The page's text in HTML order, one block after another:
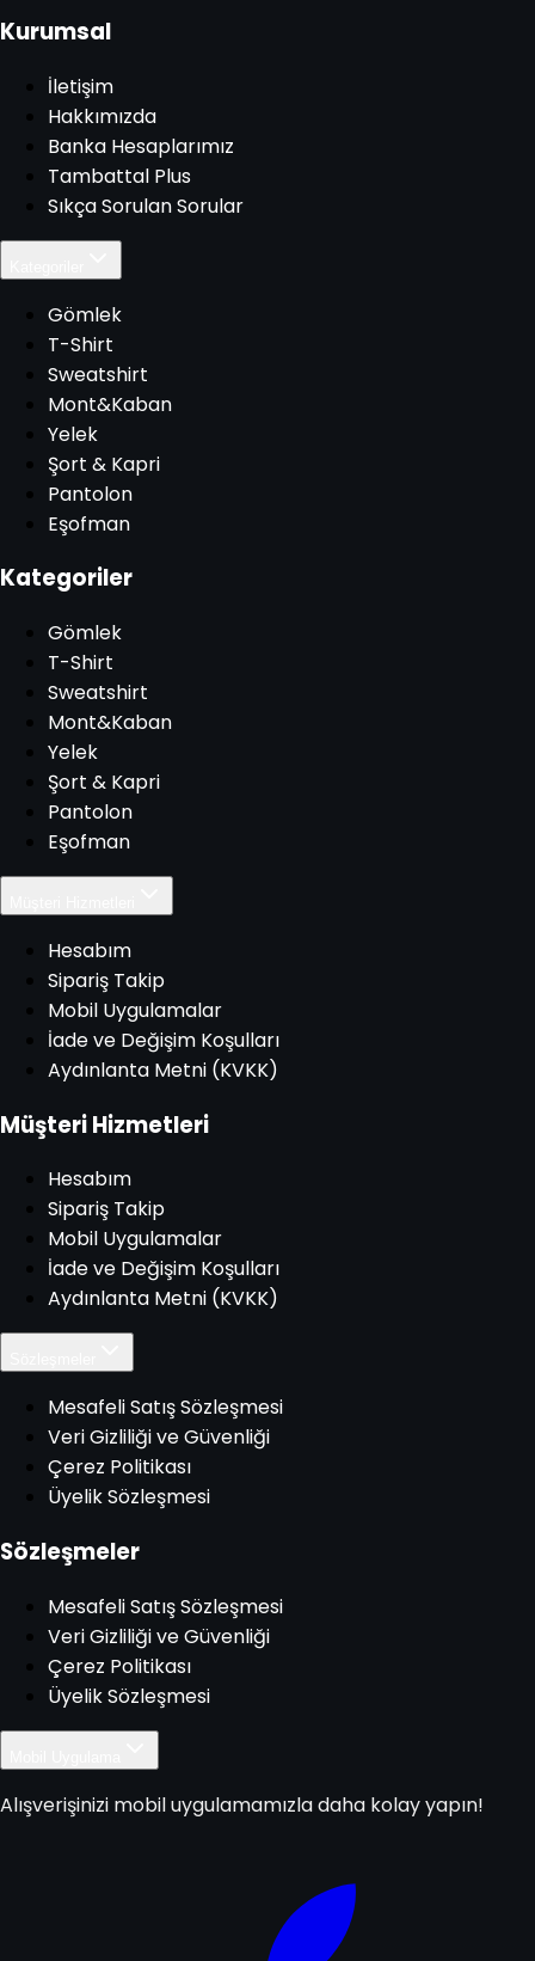
Kurumsal
İletişim
Hakkımızda
Banka Hesaplarımız
Tambattal Plus
Sıkça Sorulan Sorular
Gömlek
T-Shirt
Sweatshirt
Mont&Kaban
Yelek
Şort & Kapri
Pantolon
Eşofman
Kategoriler
Gömlek
T-Shirt
Sweatshirt
Mont&Kaban
Yelek
Şort & Kapri
Pantolon
Eşofman
Hesabım
Sipariş Takip
Mobil Uygulamalar
İade ve Değişim Koşulları
Aydınlanta Metni (KVKK)
Müşteri Hizmetleri
Hesabım
Sipariş Takip
Mobil Uygulamalar
İade ve Değişim Koşulları
Aydınlanta Metni (KVKK)
Mesafeli Satış Sözleşmesi
Veri Gizliliği ve Güvenliği
Çerez Politikası
Üyelik Sözleşmesi
Sözleşmeler
Mesafeli Satış Sözleşmesi
Veri Gizliliği ve Güvenliği
Çerez Politikası
Üyelik Sözleşmesi
Alışverişinizi mobil uygulamamızla daha kolay yapın!